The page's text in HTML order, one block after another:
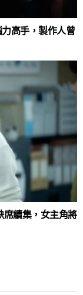
高手，製作人曾
席續集，女主角將